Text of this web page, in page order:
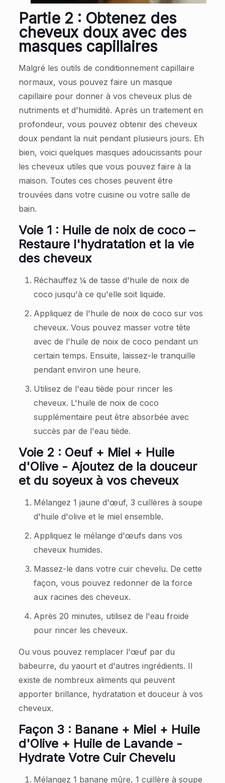
Partie 2 : Obtenez des
cheveux doux avec des
masques capillaires
Malgré les outils de conditionnement capillaire
normaux, vous pouvez faire un masque
capillaire pour donner à vos cheveux plus de
nutriments et d'humidité. Après un traitement en
profondeur, vous pouvez obtenir des cheveux
doux pendant la nuit pendant plusieurs jours. Eh
bien, voici quelques masques adoucissants pour
les cheveux utiles que vous pouvez faire à la
maison. Toutes ces choses peuvent être
trouvées dans votre cuisine ou votre salle de
bain.
Voie 1 : Huile de noix de coco –
Restaure l'hydratation et la vie
des cheveux
Réchauffez ¼ de tasse d'huile de noix de
coco jusqu'à ce qu'elle soit liquide.
Appliquez de l'huile de noix de coco sur vos
cheveux. Vous pouvez masser votre tête
avec de l'huile de noix de coco pendant un
certain temps. Ensuite, laissez-le tranquille
pendant environ une heure.
Utilisez de l'eau tiède pour rincer les
cheveux. L'huile de noix de coco
supplémentaire peut être absorbée avec
succès par de l'eau tiède.
Voie 2 : Oeuf + Miel + Huile
d'Olive - Ajoutez de la douceur
et du soyeux à vos cheveux
Mélangez 1 jaune d'œuf, 3 cuillères à soupe
d'huile d'olive et le miel ensemble.
Appliquez le mélange d'œufs dans vos
cheveux humides.
Massez-le dans votre cuir chevelu. De cette
façon, vous pouvez redonner de la force
aux racines des cheveux.
Après 20 minutes, utilisez de l'eau froide
pour rincer les cheveux.
Ou vous pouvez remplacer l'œuf par du
babeurre, du yaourt et d'autres ingrédients. Il
existe de nombreux aliments qui peuvent
apporter brillance, hydratation et douceur à vos
cheveux.
Façon 3 : Banane + Miel + Huile
d'Olive + Huile de Lavande -
Hydrate Votre Cuir Chevelu
Mélangez 1 banane mûre, 1 cuillère à soupe